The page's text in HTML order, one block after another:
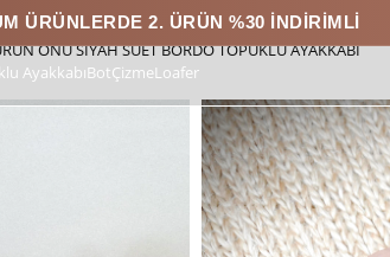
2. ÜRÜN %30 İNDİRİMLİ TÜM
AyakkabıBotÇizmeLoafer
ÖNÜ SİYAH SÜET BORDO TOPUKLU AYAKKABI